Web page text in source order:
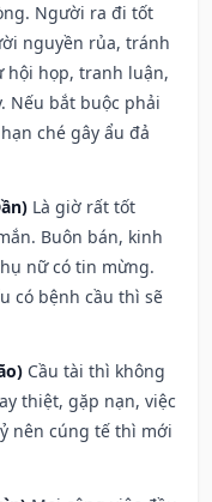
Người ra đi tốt
nguyền rủa, tránh
hội họp, tranh luận,
Nếu bắt buộc phải
ché gây ẩu đả
Là giờ rất tốt
Buôn bán, kinh
nữ có tin mừng.
có bệnh cầu thì sẽ
Cầu tài thì không
thiệt, gặp nạn, việc
nên cúng tế thì mới